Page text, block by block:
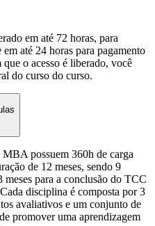
em até 72 horas, para
até 24 horas para pagamento
o acesso é liberado, você
do curso do curso.
MBA possuem 360h de carga
de 12 meses, sendo 9
meses para a conclusão do TCC
disciplina é composta por 3
avaliativos e um conjunto de
promover uma aprendizagem